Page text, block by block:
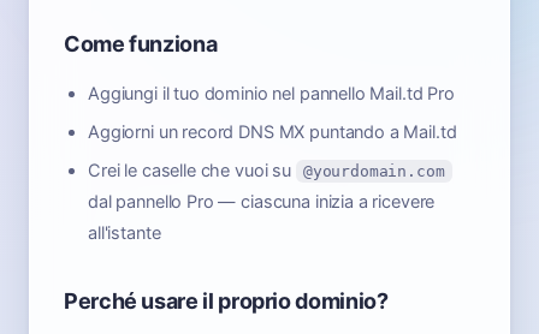
Come funziona
Aggiungi il tuo dominio nel pannello Mail.td Pro
Aggiorni un record DNS MX puntando a Mail.td
Crei le caselle che vuoi su
@yourdomain.com
dal pannello Pro — ciascuna inizia a ricevere
all'istante
Perché usare il proprio dominio?